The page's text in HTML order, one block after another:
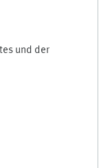
und der